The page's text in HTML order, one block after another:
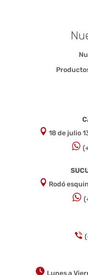
18 de julio
Rodó